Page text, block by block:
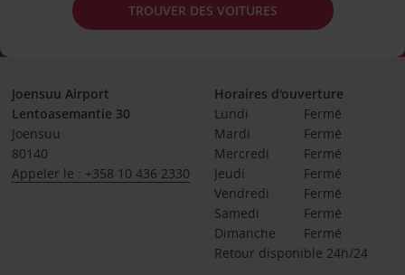
TROUVER DES VOITURES
Joensuu Airport
Lentoasemantie 30
Joensuu
80140
Appeler le : +358 10 436 2330
Horaires d'ouverture
Lundi
Fermé
Mardi
Fermé
Mercredi
Fermé
Jeudi
Fermé
Vendredi
Fermé
Samedi
Fermé
Dimanche
Fermé
Retour disponible 24h/24